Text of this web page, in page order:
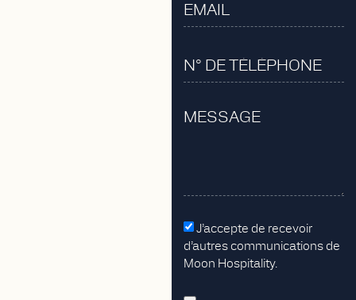
J’accepte de recevoir
d’autres communications de
Moon Hospitality.